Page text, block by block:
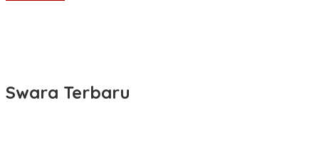
Swara Terbaru